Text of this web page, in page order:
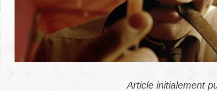
Article initialement